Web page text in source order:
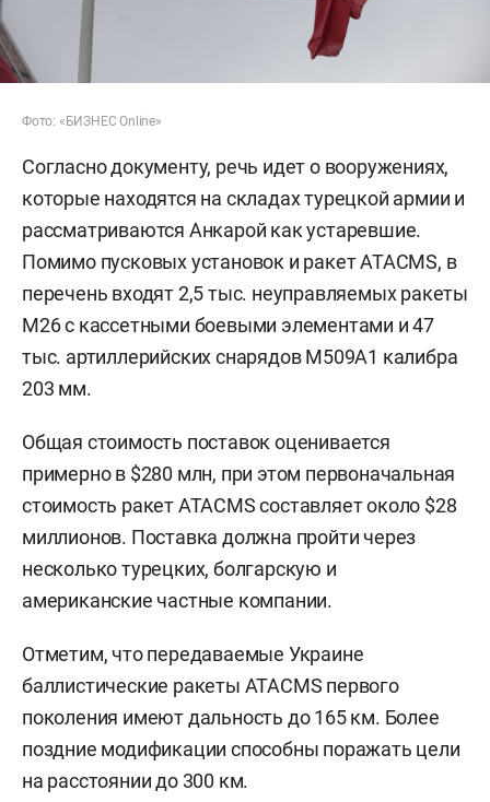
Фото: «БИЗНЕС Online»
Согласно документу, речь идет о вооружениях,
которые находятся на складах турецкой армии и
рассматриваются Анкарой как устаревшие.
Помимо пусковых установок и ракет ATACMS, в
перечень входят 2,5 тыс. неуправляемых ракеты
M26 с кассетными боевыми элементами и 47
тыс. артиллерийских снарядов M509A1 калибра
203 мм.
Общая стоимость поставок оценивается
примерно в $280 млн, при этом первоначальная
стоимость ракет ATACMS составляет около $28
миллионов. Поставка должна пройти через
несколько турецких, болгарскую и
американские частные компании.
Отметим, что передаваемые Украине
баллистические ракеты ATACMS первого
поколения имеют дальность до 165 км. Более
поздние модификации способны поражать цели
на расстоянии до 300 км.